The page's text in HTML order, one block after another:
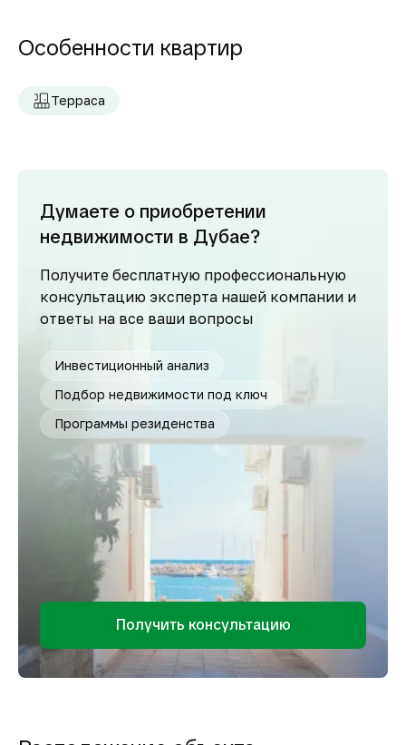
Особенности квартир
Терраса
Думаете о приобретении
недвижимости в Дубае?
Получите бесплатную профессиональную
консультацию эксперта нашей компании и
ответы на все ваши вопросы
Инвестиционный анализ
Подбор недвижимости под ключ
Программы резиденства
Получить консультацию